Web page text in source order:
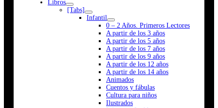
Libros
[Tabs]
Infantil
0 – 2 Años. Primeros Lectores
A partir de los 3 años
A partir de los 5 años
A partir de los 7 años
A partir de los 9 años
A partir de los 12 años
A partir de los 14 años
Animados
Cuentos y fábulas
Cultura para niños
Ilustrados